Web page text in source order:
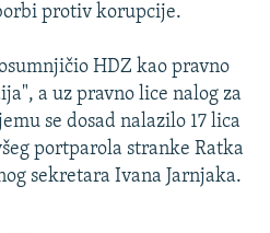
protiv korupcije.
HDZ kao pravno
a uz pravno lice nalog za
se dosad nalazilo 17 lica
portparola stranke Ratka
sekretara Ivana Jarnjaka.